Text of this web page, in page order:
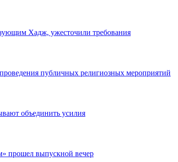
Хадж, ужесточили требования
публичных религиозных мероприятий
объединить усилия
прошел выпускной вечер